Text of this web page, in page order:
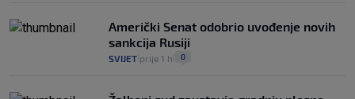
Američki Senat odobrio uvođenje novih
sankcija Rusiji
SVIJET prije 1 h 0